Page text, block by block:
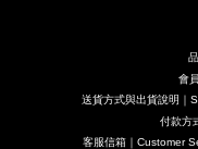
會
送貨方式與出貨說明｜
付款方
客服信箱｜Customer